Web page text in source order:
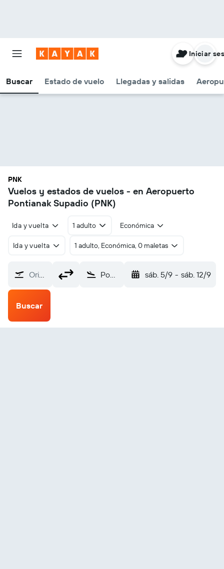
Buscar Estado de vuelo Llegadas y salidas
Iniciar
PNK
Vuelos y estados de vuelos - en Aeropuerto
Pontianak Supadio (PNK)
Ida y vuelta 1 adulto Económica
Ida y vuelta 1 adulto, Económica, 0 maletas
Origen Pontianak Supadio (PNK) sáb. 5/9 - sáb. 12/9
Buscar